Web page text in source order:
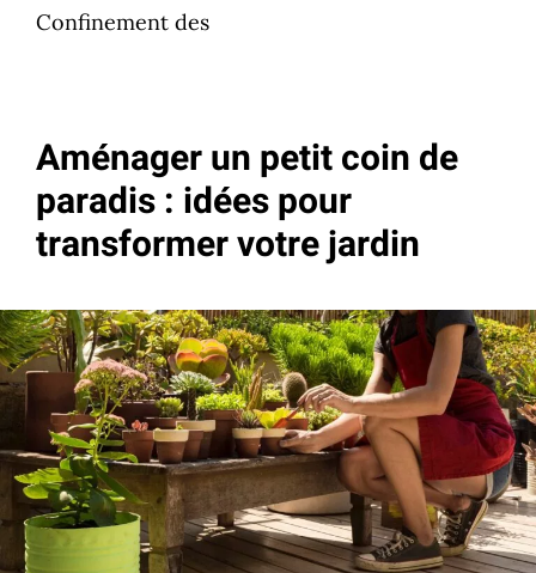
Confinement des
Aménager un petit coin de
paradis : idées pour
transformer votre jardin